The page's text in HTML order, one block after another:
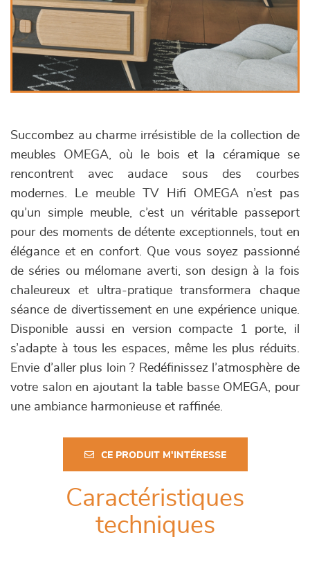
Succombez au charme irrésistible de la collection de
meubles OMEGA, où le bois et la céramique se
rencontrent avec audace sous des courbes
modernes. Le meuble TV Hifi OMEGA n’est pas
qu’un simple meuble, c’est un véritable passeport
pour des moments de détente exceptionnels, tout en
élégance et en confort. Que vous soyez passionné
de séries ou mélomane averti, son design à la fois
chaleureux et ultra-pratique transformera chaque
séance de divertissement en une expérience unique.
Disponible aussi en version compacte 1 porte, il
s’adapte à tous les espaces, même les plus réduits.
Envie d’aller plus loin ? Redéfinissez l’atmosphère de
votre salon en ajoutant la table basse OMEGA, pour
une ambiance harmonieuse et raffinée.
CE PRODUIT M'INTÉRESSE
Caractéristiques
techniques